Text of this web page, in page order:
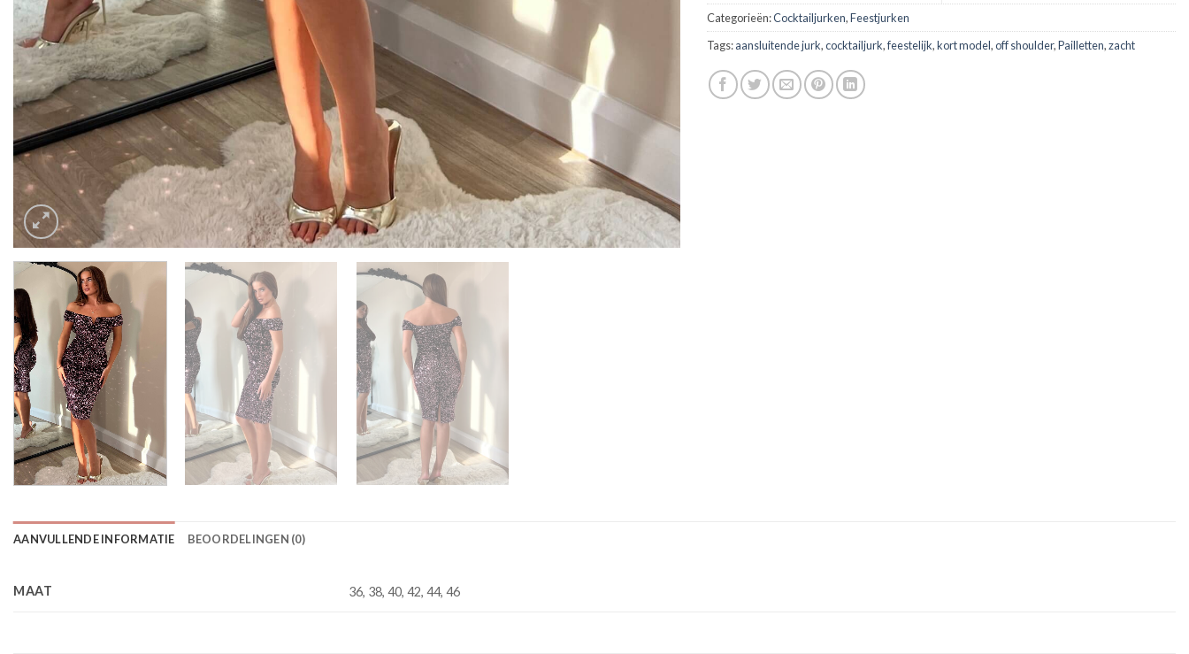
Categorieën:Cocktailjurken,Feestjurken
Tags:aansluitende jurk,cocktailjurk,feestelijk,kort model,off shoulder,Pailletten,zacht
AANVULLENDE INFORMATIE BEOORDELINGEN (0)
MAAT 36, 38, 40, 42, 44, 46